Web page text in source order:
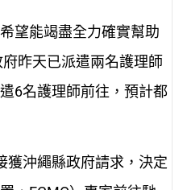
望能竭盡全力確實幫助
昨天已派遣兩名護理師
6名護理師前往，預計都
獲沖繩縣政府請求，決定